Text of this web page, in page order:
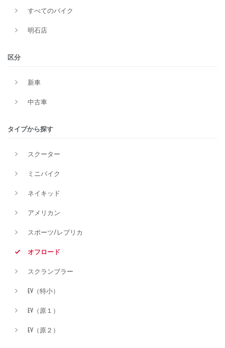
すべてのバイク
明石店
区分
新車
中古車
タイプから探す
スクーター
ミニバイク
ネイキッド
アメリカン
スポーツ/レプリカ
オフロード
スクランブラー
EV（特小）
EV（原１）
EV（原２）
メーカー
価格